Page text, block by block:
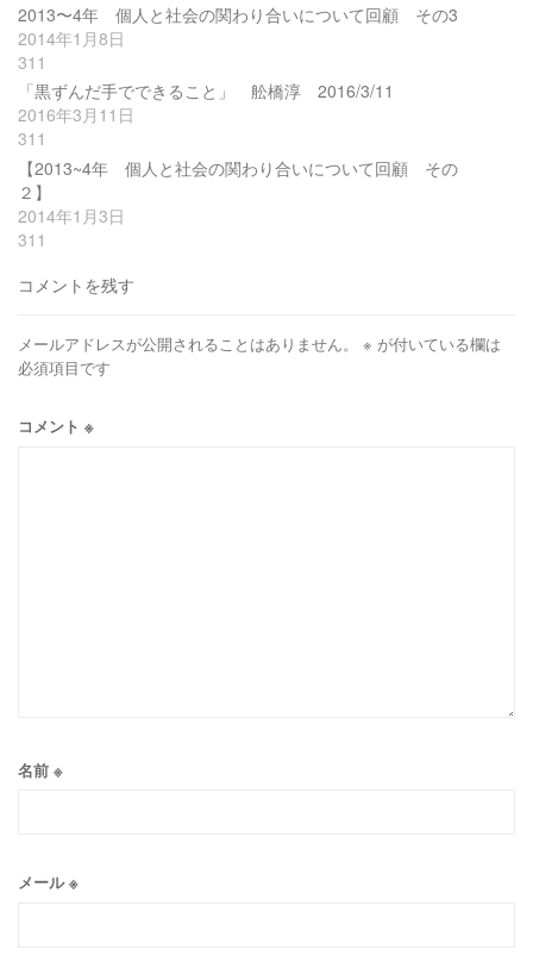
2013〜4年 個人と社会の関わり合いについて回顧 その3
2014年1月8日
311
「黒ずんだ手でできること」 舩橋淳 2016/3/11
2016年3月11日
311
【2013~4年 個人と社会の関わり合いについて回顧 その
２】
2014年1月3日
311
コメントを残す
メールアドレスが公開されることはありません。 ※ が付いている欄は
必須項目です
コメント ※
名前 ※
メール※